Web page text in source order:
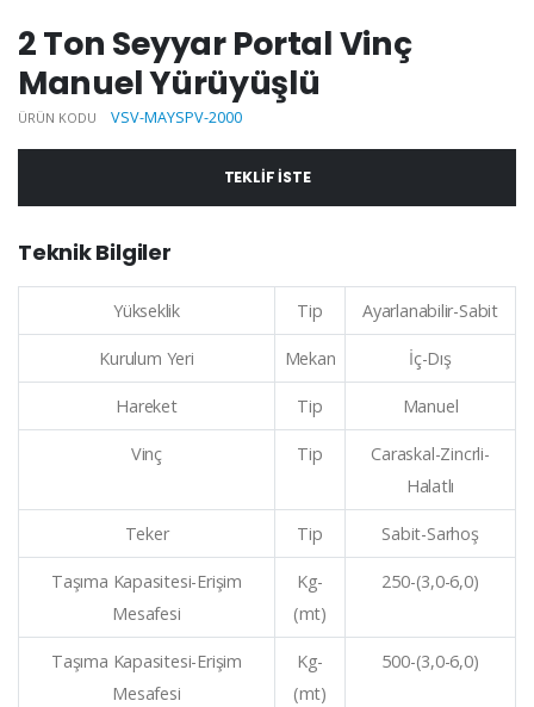
2 Ton Seyyar Portal Vinç
Manuel Yürüyüşlü
ÜRÜN KODU VSV-MAYSPV-2000
TEKLIF ISTE
Teknik Bilgiler
Yükseklik Tip Ayarlanabilir-Sabit
Kurulum Yeri Mekan İç-Dış
Hareket Tip Manuel
Vinç Tip
Caraskal-Zincrli-
Halatlı
Teker Tip Sabit-Sarhoş
Taşıma Kapasitesi-Erişim
Mesafesi
Kg-
(mt)
250-(3,0-6,0)
Taşıma Kapasitesi-Erişim
Mesafesi
Kg-
(mt)
500-(3,0-6,0)